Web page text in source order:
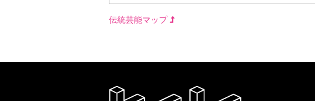
伝統芸能マップ